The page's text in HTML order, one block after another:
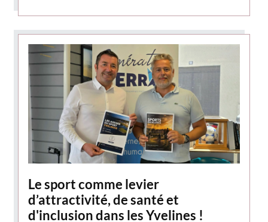
Le sport comme levier
d’attractivité, de santé et
d'inclusion dans les Yvelines !